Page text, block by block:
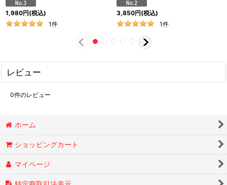
1,980円(税込)
1件
3,850円(税込)
1件
レビュー
0件のレビュー
ホーム
ショッピングカート
マイページ